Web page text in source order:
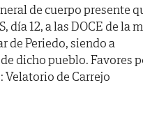
de cuerpo presente
día 12, a las DOCE de la
de Periedo, siendo a
dicho pueblo. Favores
Velatorio de Carrejo